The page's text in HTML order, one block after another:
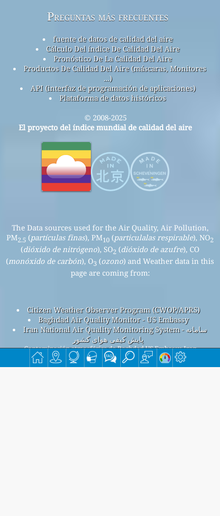
Preguntas más frecuentes
fuente de datos de calidad del aire
Cálculo Del índice De Calidad Del Aire
Pronóstico De La Calidad Del Aire
Productos De Calidad Del Aire (máscaras, Monitores
...)
API (interfaz de programación de aplicaciones)
Plataforma de datos históricos
© 2008-2025
El proyecto del índice mundial de calidad del aire
The Data sources used for the Air Quality, Air Pollution,
PM2.5 (partículas finas), PM10 (particulalas respirable), NO2
(dióxido de nitrógeno), SO2 (dióxido de azufre), CO
(monóxido de carbón), O3 (ozono) and Weather data in this
page are coming from:
Citizen Weather Observer Program (CWOP/APRS)
Baghdad Air Quality Monitor - US Embassy
Iran National Air Quality Monitoring System - سامانه
پایش کیفی هوای کشور
Contaminación atmosférica de Baghdad US Embassy, Iraq
Beijing índice de la calidad del aire es 95.
Beijing PM2.5(partículas finas) ICA es 95. - Beijing PM10